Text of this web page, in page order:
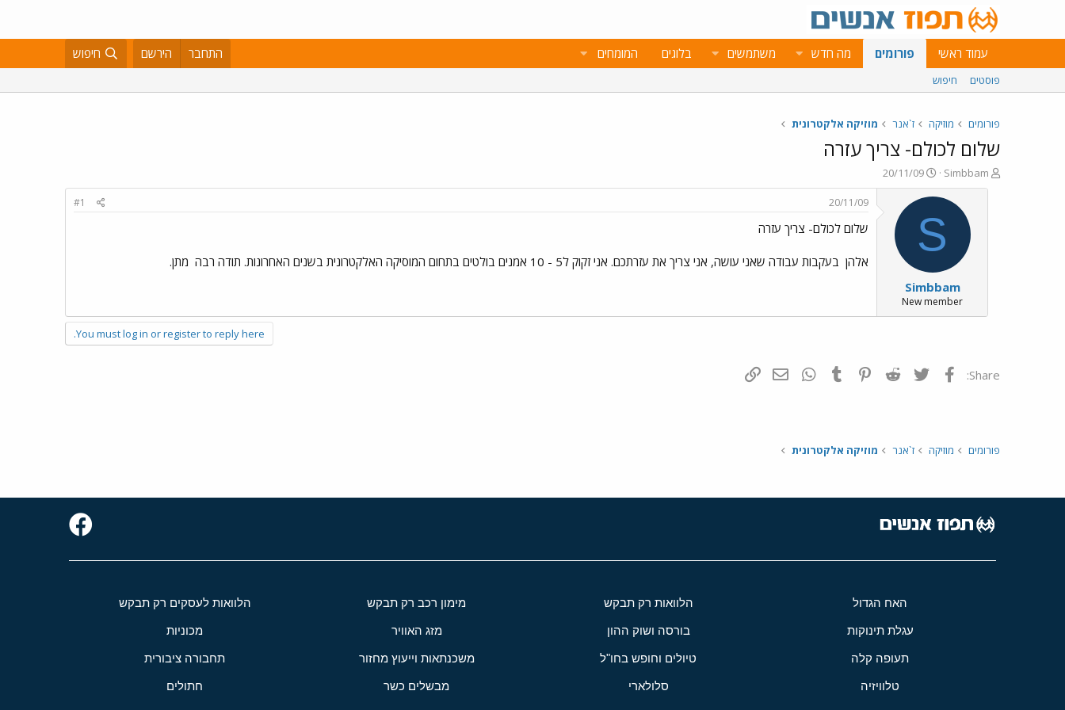
עמוד ראשי פורומים מה חדש משתמשים בלוגים המומחים התחבר הירשם חיפוש
פוסטים חיפוש
פורומים מוזיקה ז`אנר מוזיקה אלקטרונית
שלום לכולם- צריך עזרה
פ
ו
Simbbam
פ
ו
ר
ם
ב
א
ר
ך
20/11/09
S
Simbbam
New member
20/11/09
#1
שלום לכולם- צריך עזרה
אלהן בעקבות עבודה שאני עושה, אני צריך את עזרתכם. אני זקוק ל5 - 10 אמנים בולטים בתחום המוסיקה האלקטרונית בשנים האחרונות. תודה רבה מתן.
You must log in or register to reply here.
Share: פייסבוק Twitter
Reddit
Pinterest
Tumblr
WhatsAppדואר אלקטרוני
פורומים מוזיקה ז`אנר מוזיקה אלקטרונית
האח הגדול הלוואות רק תבקש מימון רכב רק תבקש הלוואות לעסקים רק תבקש
עגלת תינוקות בורסה ושוק ההון מזג האוויר מכוניות
תעופה קלה טיולים וחופש בחו"ל משכנתאות וייעוץ מחזור תחבורה ציבורית
טלוויזיה סלולארי מבשלים כשר חתולים